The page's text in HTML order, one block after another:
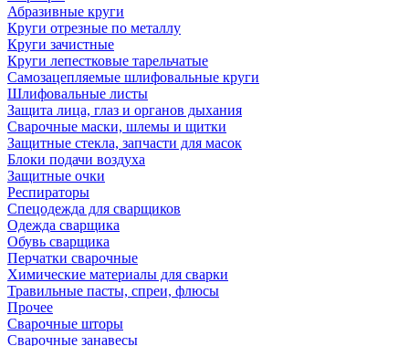
Абразивные круги
Круги отрезные по металлу
Круги зачистные
Круги лепестковые тарельчатые
Самозацепляемые шлифовальные круги
Шлифовальные листы
Защита лица, глаз и органов дыхания
Сварочные маски, шлемы и щитки
Защитные стекла, запчасти для масок
Блоки подачи воздуха
Защитные очки
Респираторы
Спецодежда для сварщиков
Одежда сварщика
Обувь сварщика
Перчатки сварочные
Химические материалы для сварки
Травильные пасты, спреи, флюсы
Прочее
Сварочные шторы
Сварочные занавесы